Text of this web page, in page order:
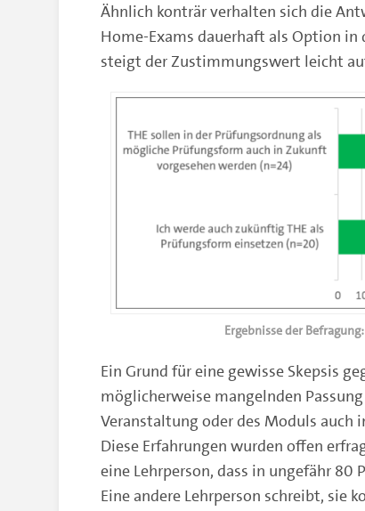
Ähnlich konträr verhalten sich die
Home-Exams dauerhaft als Option
steigt der Zustimmungswert leicht
Ergebnisse der
Ein Grund für eine gewisse Skepsis
möglicherweise mangelnden
Veranstaltung oder des Moduls auch
Diese Erfahrungen wurden offen
eine Lehrperson, dass in ungefähr 80
Eine andere Lehrperson schreibt, sie